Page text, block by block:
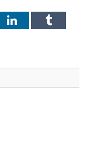
LinkedInTumblr